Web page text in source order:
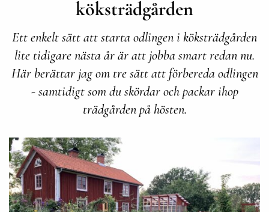
köksträdgården
Ett enkelt sätt att starta odlingen i köksträdgården
lite tidigare nästa år är att jobba smart redan nu.
Här berättar jag om tre sätt att förbereda odlingen
- samtidigt som du skördar och packar ihop
trädgården på hösten.